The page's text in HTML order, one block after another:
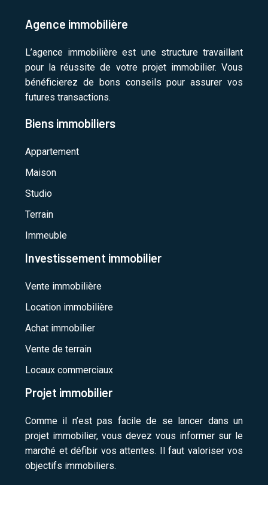
Agence immobilière
L’agence immobilière est une structure travaillant
pour la réussite de votre projet immobilier. Vous
bénéficierez de bons conseils pour assurer vos
futures transactions.
Biens immobiliers
Appartement
Maison
Studio
Terrain
Immeuble
Investissement immobilier
Vente immobilière
Location immobilière
Achat immobilier
Vente de terrain
Locaux commerciaux
Projet immobilier
Comme il n’est pas facile de se lancer dans un
projet immobilier, vous devez vous informer sur le
marché et défibir vos attentes. Il faut valoriser vos
objectifs immobiliers.